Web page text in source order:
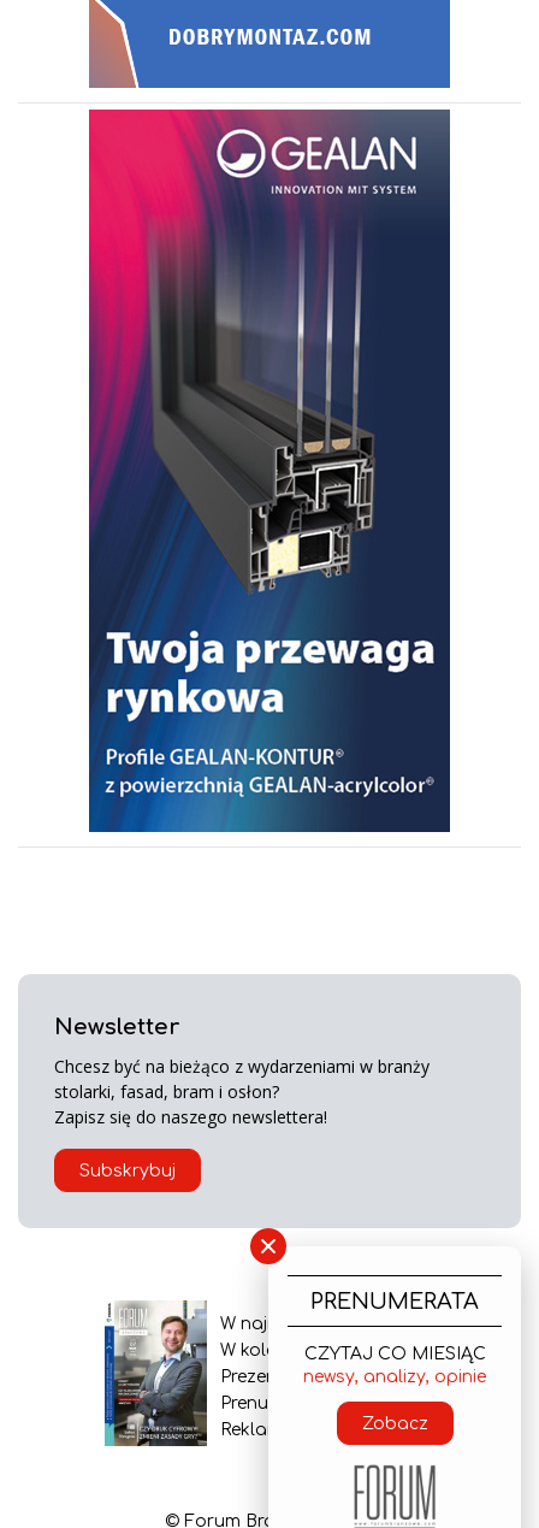
Newsletter
Chcesz być na bieżąco z wydarzeniami w branży
stolarki, fasad, bram i osłon?
Zapisz się do naszego newslettera!
Subskrybuj
W najnowszym wydaniu
W kolejnym numerze
Prezentacja gazety
Prenumerata
Reklama
© Forum Branżowe 2026
×
PRENUMERATA
CZYTAJ CO MIESIĄC
newsy, analizy, opinie
Zobacz